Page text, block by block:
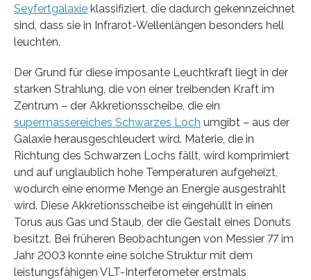
Seyfertgalaxie klassifiziert, die dadurch gekennzeichnet
sind, dass sie in Infrarot-Wellenlängen besonders hell
leuchten.
Der Grund für diese imposante Leuchtkraft liegt in der
starken Strahlung, die von einer treibenden Kraft im
Zentrum – der Akkretionsscheibe, die ein
supermassereiches Schwarzes Loch umgibt – aus der
Galaxie herausgeschleudert wird. Materie, die in
Richtung des Schwarzen Lochs fällt, wird komprimiert
und auf unglaublich hohe Temperaturen aufgeheizt,
wodurch eine enorme Menge an Energie ausgestrahlt
wird. Diese Akkretionsscheibe ist eingehüllt in einen
Torus aus Gas und Staub, der die Gestalt eines Donuts
besitzt. Bei früheren Beobachtungen von Messier 77 im
Jahr 2003 konnte eine solche Struktur mit dem
leistungsfähigen VLT-Interferometer erstmals